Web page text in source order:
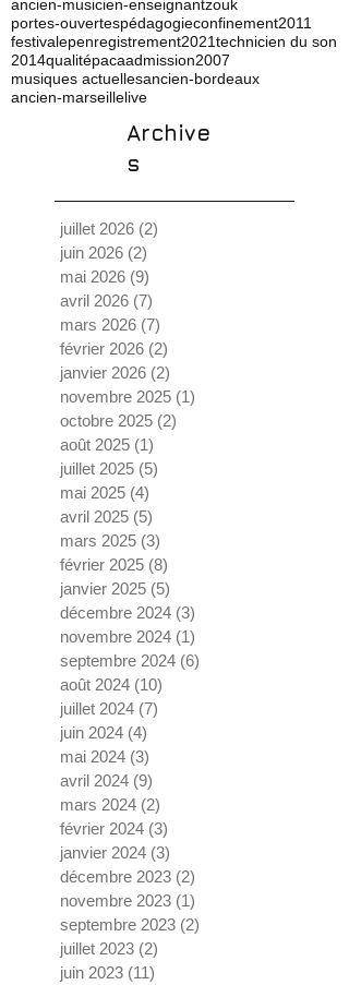
ancien-musicien-enseignantzouk
portes-ouvertespédagogieconfinement2011
festivalepenregistrement2021technicien du son
2014qualitépacaadmission2007
musiques actuellesancien-bordeaux
ancien-marseillelive
Archive
s
juillet 2026 (2)
juin 2026 (2)
mai 2026 (9)
avril 2026 (7)
mars 2026 (7)
février 2026 (2)
janvier 2026 (2)
novembre 2025 (1)
octobre 2025 (2)
août 2025 (1)
juillet 2025 (5)
mai 2025 (4)
avril 2025 (5)
mars 2025 (3)
février 2025 (8)
janvier 2025 (5)
décembre 2024 (3)
novembre 2024 (1)
septembre 2024 (6)
août 2024 (10)
juillet 2024 (7)
juin 2024 (4)
mai 2024 (3)
avril 2024 (9)
mars 2024 (2)
février 2024 (3)
janvier 2024 (3)
décembre 2023 (2)
novembre 2023 (1)
septembre 2023 (2)
juillet 2023 (2)
juin 2023 (11)